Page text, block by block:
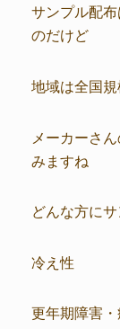
サンプル配
のだけど
地域は全国
メーカーさ
みますね
どんな方に
冷え性
更年期障害